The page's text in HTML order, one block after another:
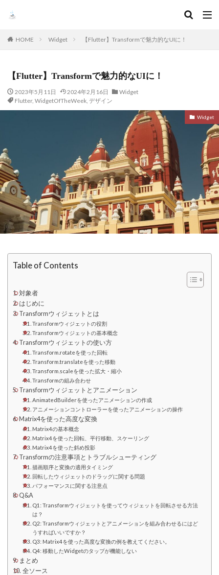
HOME Widget 【Flutter】Transformで魅力的なUIに！
【Flutter】Transformで魅力的なUIに！
2023年5月11日 2024年2月16日
Widget
Flutter, WidgetOfTheWeek, デザイン
Widget
Table of Contents
対象者
はじめに
Transformウィジェットとは
Transformウィジェットの役割
Transformウィジェットの基本概念
Transformウィジェットの使い方
Transform.rotateを使った回転
Transform.translateを使った移動
Transform.scaleを使った拡大・縮小
Transformの組み合わせ
Transformウィジェットとアニメーション
AnimatedBuilderを使ったアニメーションの作成
アニメーションコントローラーを使ったアニメーションの操作
Matrix4を使った高度な変換
Matrix4の基本概念
Matrix4を使った回転、平行移動、スケーリング
Matrix4を使った斜め投影
Transformの注意事項とトラブルシューティング
描画順序と変換の適用タイミング
回転したウィジェットのドラッグに関する問題
パフォーマンスに関する注意点
Q&A
Q1: Transformウィジェットを使ってウィジェットを回転させる方法
は？
Q2: Transformウィジェットとアニメーションを組み合わせるにはど
うすればいいですか？
Q3: Matrix4を使った高度な変換の例を教えてください。
Q4: 移動したWidgetのタップが機能しない
まとめ
全ソース